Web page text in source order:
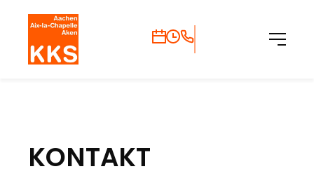
KONTAKT